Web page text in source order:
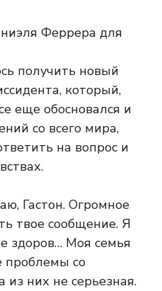
Феррера для
получить новый
который,
еще обосновался и
со всего мира,
на вопрос и
Гастон. Огромное
твое сообщение. Я
здоров… Моя семья
проблемы со
из них не серьезная.